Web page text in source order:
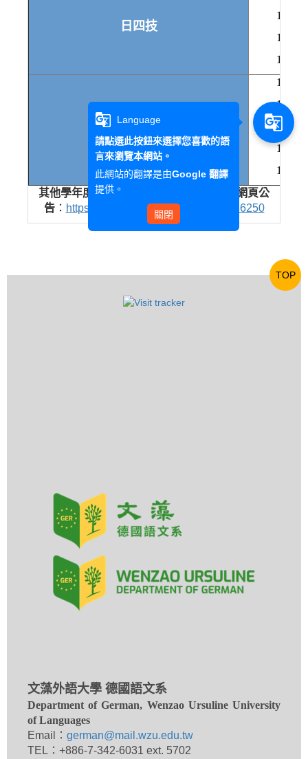
日四技
113
112
111
日五專
114
113
112
111
110
其他學年度之科目學分表請見【教務處】網頁公
告： https://d002.wzu.edu.tw/category/136250
文藻外語大學 德國語文系
Department of German, Wenzao Ursuline University
of Languages
Email： german@mail.wzu.edu.tw
TEL：+886-7-342-6031 ext. 5702
TOP
g_translate
Language
請點選此按鈕來選擇您喜歡的語
言來瀏覽本網站。
此網站的翻譯是由Google 翻譯
提供。
關閉
g_translate